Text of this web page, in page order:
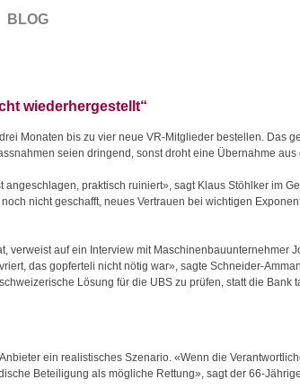
BLOG
wiederhergestellt“
Monaten bis zu vier neue VR-Mitglieder bestellen. Das
seien dringend, sonst droht eine Übernahme aus
praktisch ruiniert», sagt Klaus Stöhlker im
nicht geschafft, neues Vertrauen bei wichtigen
verweist auf ein Interview mit Maschinenbauunternehmer
das gopferteli nicht nötig war», sagte Schneider-
Lösung für die UBS zu prüfen, statt die
ein realistisches Szenario. «Wenn die
Beteiligung als mögliche Rettung», sagt der 66-